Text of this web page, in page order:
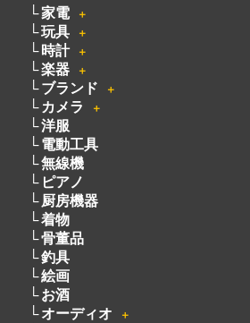
家電 ＋
玩具 ＋
時計 ＋
楽器 ＋
ブランド ＋
カメラ ＋
洋服
電動工具
無線機
ピアノ
厨房機器
着物
骨董品
釣具
絵画
お酒
オーディオ
＋